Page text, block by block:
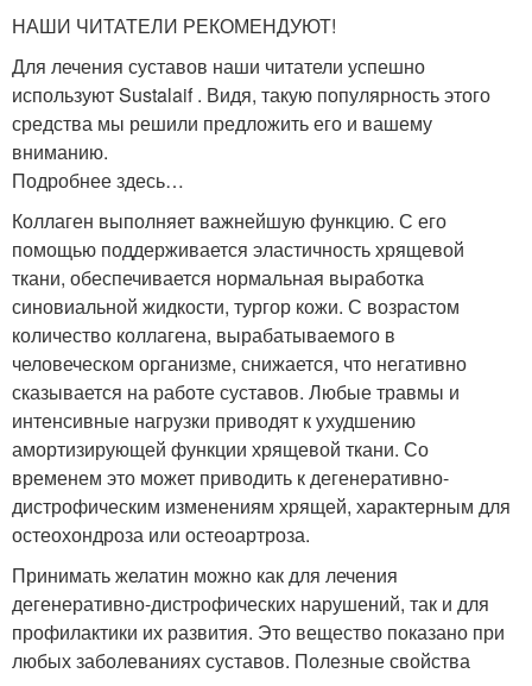
НАШИ ЧИТАТЕЛИ РЕКОМЕНДУЮТ!
Для лечения суставов наши читатели успешно
используют Sustalaif . Видя, такую популярность этого
средства мы решили предложить его и вашему
вниманию.
Подробнее здесь…
Коллаген выполняет важнейшую функцию. С его
помощью поддерживается эластичность хрящевой
ткани, обеспечивается нормальная выработка
синовиальной жидкости, тургор кожи. С возрастом
количество коллагена, вырабатываемого в
человеческом организме, снижается, что негативно
сказывается на работе суставов. Любые травмы и
интенсивные нагрузки приводят к ухудшению
амортизирующей функции хрящевой ткани. Со
временем это может приводить к дегенеративно-
дистрофическим изменениям хрящей, характерным для
остеохондроза или остеоартроза.
Принимать желатин можно как для лечения
дегенеративно-дистрофических нарушений, так и для
профилактики их развития. Это вещество показано при
любых заболеваниях суставов. Полезные свойства